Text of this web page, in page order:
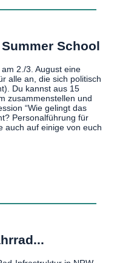
School
2./3. August eine
alle an, die sich politisch
Du kannst aus 15
zusammenstellen und
“Wie gelingt das
Personalführung für
auch auf einige von euch